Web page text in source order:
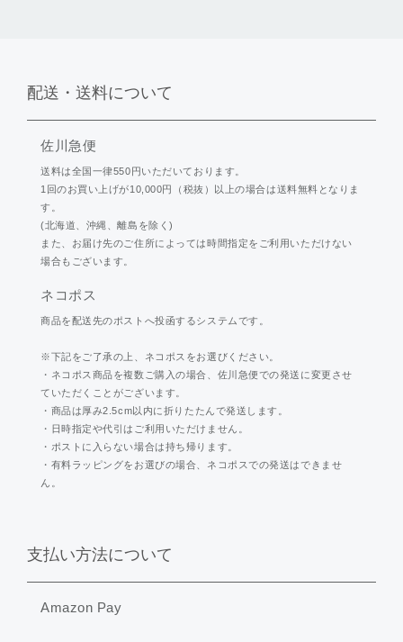
配送・送料について
佐川急便
送料は全国一律550円いただいております。
1回のお買い上げが10,000円（税抜）以上の場合は送料無料となりま
す。
(北海道、沖縄、離島を除く)
また、お届け先のご住所によっては時間指定をご利用いただけない
場合もございます。
ネコポス
商品を配送先のポストへ投函するシステムです。
※下記をご了承の上、ネコポスをお選びください。
・ネコポス商品を複数ご購入の場合、佐川急便での発送に変更させ
ていただくことがございます。
・商品は厚み2.5cm以内に折りたたんで発送します。
・日時指定や代引はご利用いただけません。
・ポストに入らない場合は持ち帰ります。
・有料ラッピングをお選びの場合、ネコポスでの発送はできませ
ん。
支払い方法について
Amazon Pay